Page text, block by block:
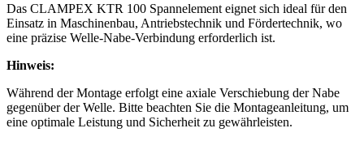
Das CLAMPEX KTR 100 Spannelement eignet sich ideal für den
Einsatz in Maschinenbau, Antriebstechnik und Fördertechnik, wo
eine präzise Welle-Nabe-Verbindung erforderlich ist.
Hinweis:
Während der Montage erfolgt eine axiale Verschiebung der Nabe
gegenüber der Welle. Bitte beachten Sie die Montageanleitung, um
eine optimale Leistung und Sicherheit zu gewährleisten.